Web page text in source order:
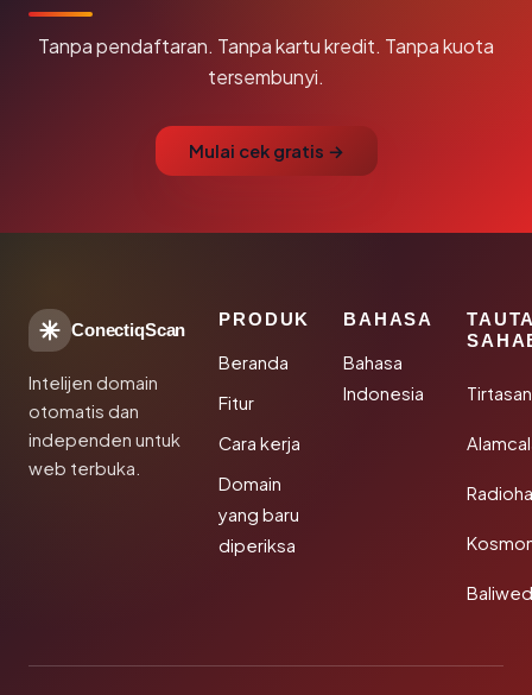
Tanpa pendaftaran. Tanpa kartu kredit. Tanpa kuota
tersembunyi.
Mulai cek gratis →
ConectiqScan
Intelijen domain
otomatis dan
independen untuk
web terbuka.
PRODUK
Beranda
Fitur
Cara kerja
Domain
yang baru
diperiksa
BAHASA
Bahasa
Indonesia